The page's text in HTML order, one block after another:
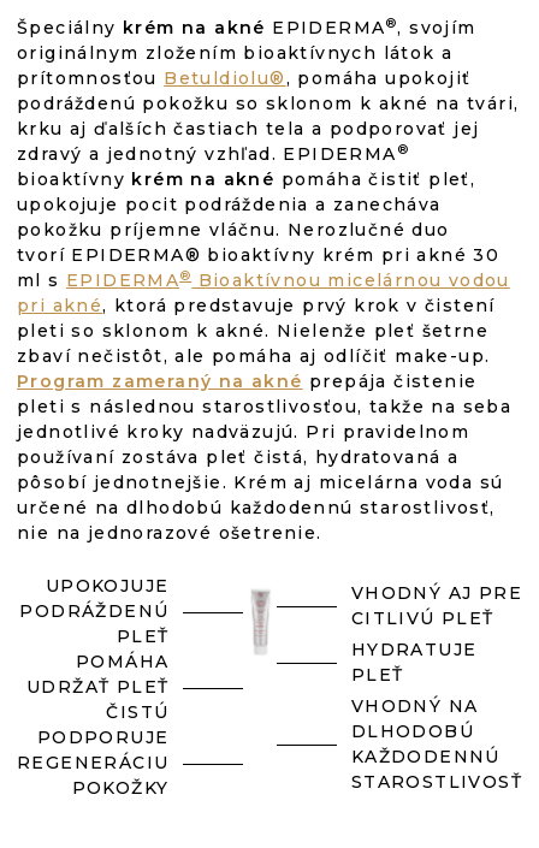
Špeciálny krém na akné EPIDERMA®, svojím
originálnym zložením bioaktívnych látok a
prítomnosťou Betuldiolu®, pomáha upokojiť
podráždenú pokožku so sklonom k akné na tvári,
krku aj ďalších častiach tela a podporovať jej
zdravý a jednotný vzhľad. EPIDERMA ®
bioaktívny krém na akné pomáha čistiť pleť,
upokojuje pocit podráždenia a zanecháva
pokožku príjemne vláčnu. Nerozlučné duo
tvorí EPIDERMA® bioaktívny krém pri akné 30
ml s EPIDERMA®Bioaktívnou micelárnou vodou
pri akné, ktorá predstavuje prvý krok v čistení
pleti so sklonom k akné. Nielenže pleť šetrne
zbaví nečistôt, ale pomáha aj odlíčiť make-up.
Program zameraný na akné prepája čistenie
pleti s následnou starostlivosťou, takže na seba
jednotlivé kroky nadväzujú. Pri pravidelnom
používaní zostáva pleť čistá, hydratovaná a
pôsobí jednotnejšie. Krém aj micelárna voda sú
určené na dlhodobú každodennú starostlivosť,
nie na jednorazové ošetrenie.
UPOKOJUJE
PODRÁŽDENÚ
PLEŤ
POMÁHA
UDRŽAŤ PLEŤ
ČISTÚ
PODPORUJE
REGENERÁCIU
POKOŽKY
VHODNÝ AJ PRE
CITLIVÚ PLEŤ
HYDRATUJE
PLEŤ
VHODNÝ NA
DLHODOBÚ
KAŽDODENNÚ
STAROSTLIVOSŤ